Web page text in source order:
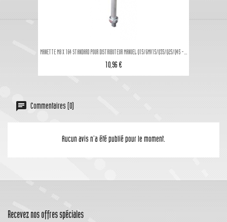
MANETTE M8 X 164 STANDARD POUR DISTRIBUTEUR MANUEL Q15/GMV15/Q35/Q25/Q45 -...
10,96 €
Commentaires (0)
Aucun avis n'a été publié pour le moment.
Recevez nos offres spéciales